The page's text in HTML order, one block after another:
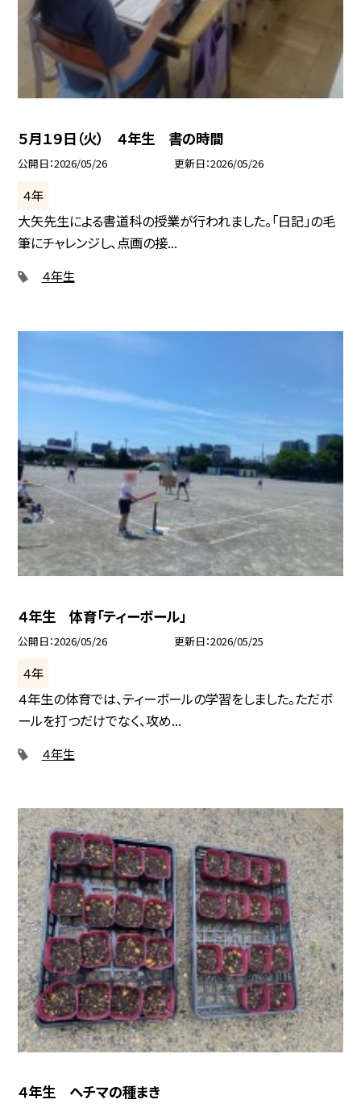
５月１９日（火） ４年生 書の時間
公開日 2026/05/26 更新日 2026/05/26
４年
大矢先生による書道科の授業が行われました。「日記」の毛
筆にチャレンジし、点画の接...
４年生
４年生 体育「ティーボール」
公開日 2026/05/26 更新日 2026/05/25
４年
４年生の体育では、ティーボールの学習をしました。ただボ
ールを打つだけでなく、攻め...
４年生
４年生 ヘチマの種まき